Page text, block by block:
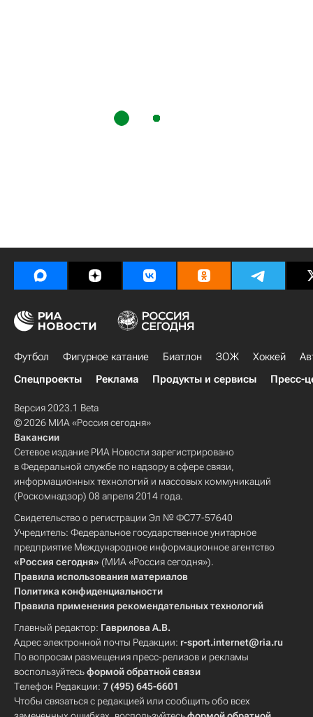
Футбол Фигурное катание Биатлон ЗОЖ Хоккей
Спецпроекты
Реклама Продукты и сервисы Пресс-
Версия 2023.1 Beta
© 2026 МИА «Россия сегодня»
Вакансии
Сетевое издание РИА Новости зарегистрировано
в Федеральной службе по надзору в сфере связи,
информационных технологий и массовых коммуникаций
(Роскомнадзор) 08 апреля 2014 года.
Свидетельство о регистрации Эл № ФС77-57640
Учредитель: Федеральное государственное унитарное
предприятие Международное информационное агентство
«Россия сегодня» (МИА «Россия сегодня»).
Правила использования материалов
Политика конфиденциальности
Правила применения рекомендательных технологий
Главный редактор: Гаврилова А.В.
Адрес электронной почты Редакции: r-sport.internet@ria.ru
По вопросам размещения пресс-релизов и рекламы
воспользуйтесьформой обратной связи
Телефон Редакции: 7 (495) 645-6601
Чтобы связаться с редакцией или сообщить обо всех